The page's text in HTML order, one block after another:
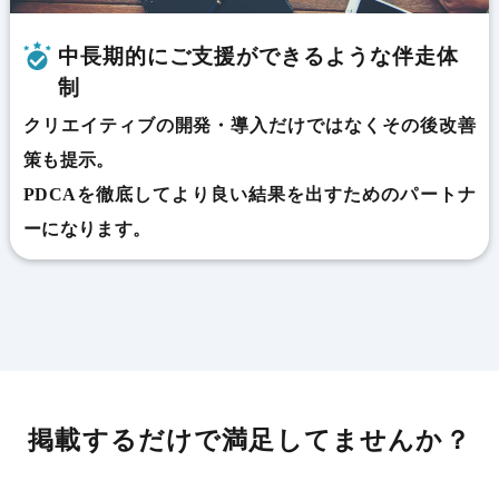
中長期的にご支援ができるような伴走体
制
クリエイティブの開発・導入だけではなくその後改善
策も提示。
PDCAを徹底してより良い結果を出すためのパートナ
ーになります。
掲載するだけで満足してませんか？